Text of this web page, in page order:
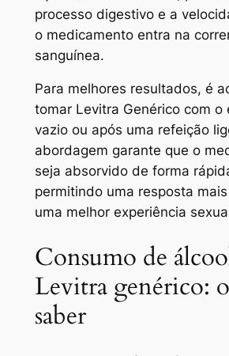
processo digestivo e a
o medicamento entra na
sanguínea.
Para melhores resultados, é
tomar Levitra Genérico com o
vazio ou após uma refeição
abordagem garante que o
seja absorvido de forma
permitindo uma resposta
uma melhor experiência
Consumo de
Levitra genérico:
saber